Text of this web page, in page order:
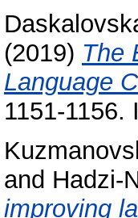
(2019) The
Language
1151-1156.
and Hadzi-
improving